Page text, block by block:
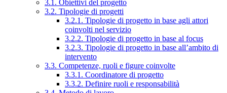
3.1. Obiettivi del progetto
3.2. Tipologie di progetti
3.2.1. Tipologie di progetto in base agli attori
coinvolti nel servizio
3.2.2. Tipologie di progetto in base al focus
3.2.3. Tipologie di progetto in base all’ambito di
intervento
3.3. Competenze, ruoli e figure coinvolte
3.3.1. Coordinatore di progetto
3.3.2. Definire ruoli e responsabilità